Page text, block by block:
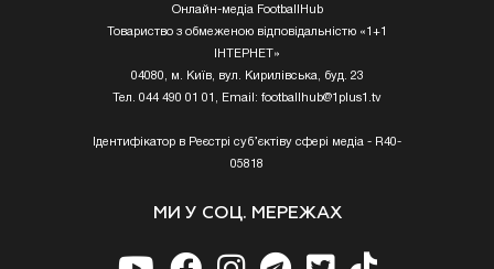
Онлайн-медіа FootballHub
Товариство з обмеженою відповідальністю «1+1
ІНТЕРНЕТ»
04080, м. Київ, вул. Кирилівська, буд. 23
Тел. 044 490 01 01, Email: footballhub@1plus1.tv
Ідентифікатор в Реєстрі суб’єктіву сфері медіа - R40-
05818
МИ У СОЦ. МЕРЕЖАХ